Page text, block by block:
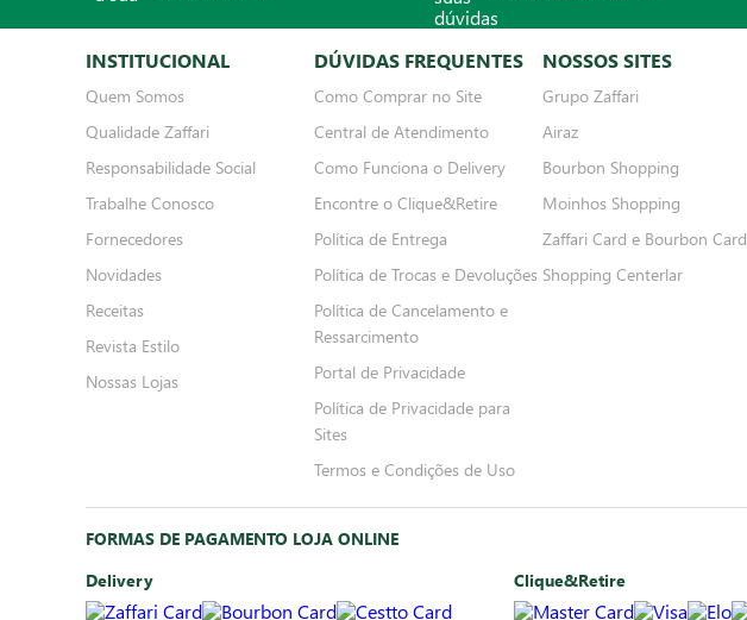
INSTITUCIONAL
Quem Somos
Qualidade Zaffari
Responsabilidade Social
Trabalhe Conosco
Fornecedores
Novidades
Receitas
Revista Estilo
Nossas Lojas
DÚVIDAS FREQUENTES
Como Comprar no Site
Central de Atendimento
Como Funciona o Delivery
Encontre o Clique&Retire
Política de Entrega
Política de Trocas e Devoluções
Política de Cancelamento e
Ressarcimento
Portal de Privacidade
Política de Privacidade para
Sites
Termos e Condições de Uso
NOSSOS SITES
Grupo Zaffari
Airaz
Bourbon Shopping
Moinhos Shopping
Zaffari Card e Bourbon Card
Shopping Centerlar
FORMAS DE PAGAMENTO LOJA ONLINE
Delivery
Clique&Retire